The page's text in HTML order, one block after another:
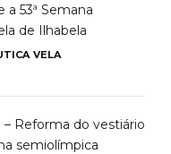
a 53ª Semana
de Ilhabela
VELA
Reforma do vestiário
semiolímpica